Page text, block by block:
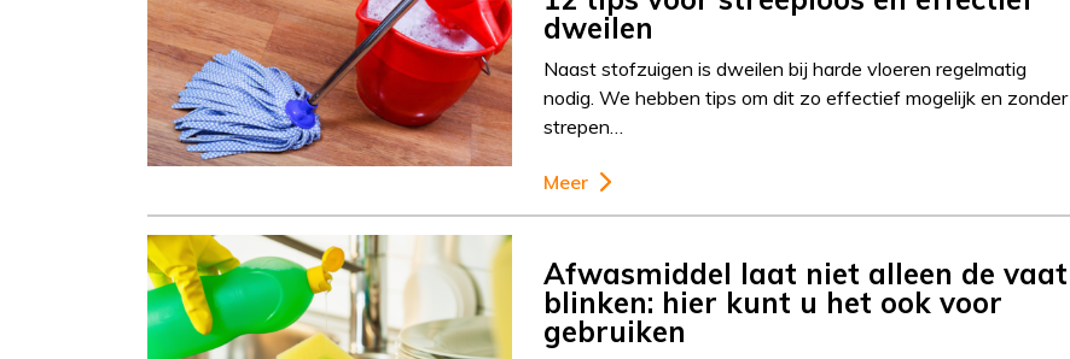
dweilen
Naast stofzuigen is dweilen bij harde vloeren regelmatig
nodig. We hebben tips om dit zo effectief mogelijk en zonder
strepen…
Meer
Afwasmiddel laat niet alleen de vaat
blinken: hier kunt u het ook voor
gebruiken